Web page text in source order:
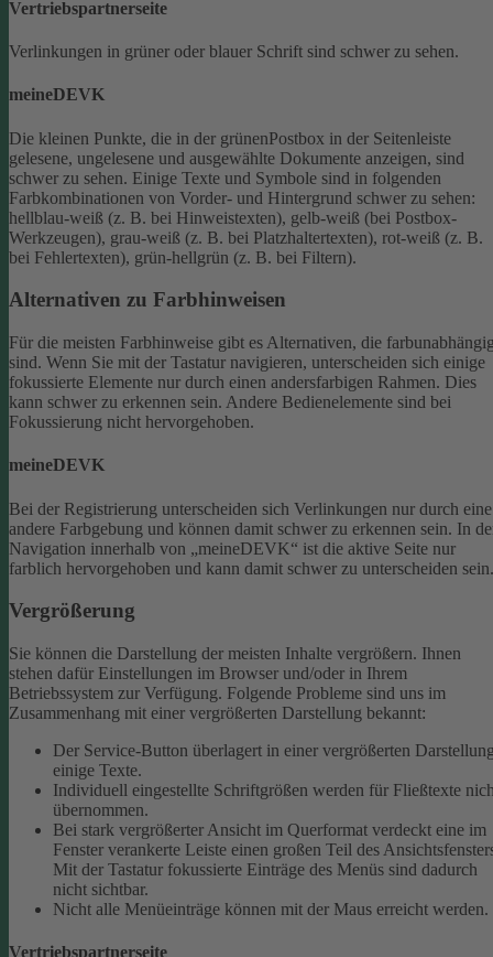
Vertriebspartnerseite
Verlinkungen in grüner oder blauer Schrift sind schwer zu sehen.
meineDEVK
Die kleinen Punkte, die in der grünenPostbox in der Seitenleiste
gelesene, ungelesene und ausgewählte Dokumente anzeigen, sind
schwer zu sehen. Einige Texte und Symbole sind in folgenden
Farbkombinationen von Vorder- und Hintergrund schwer zu sehen:
hellblau-weiß (z. B. bei Hinweistexten), gelb-weiß (bei Postbox-
Werkzeugen), grau-weiß (z. B. bei Platzhaltertexten), rot-weiß (z. B.
bei Fehlertexten), grün-hellgrün (z. B. bei Filtern).
Alternativen zu Farbhinweisen
Für die meisten Farbhinweise gibt es Alternativen, die
sind. Wenn Sie mit der Tastatur navigieren, unterscheiden sich einige
fokussierte Elemente nur durch einen andersfarbigen Rahmen. Dies
kann schwer zu erkennen sein. Andere Bedienelemente sind bei
Fokussierung nicht hervorgehoben.
meineDEVK
Bei der Registrierung unterscheiden sich Verlinkungen nur durch eine
andere Farbgebung und können damit schwer zu erkennen sein. In
Navigation innerhalb von „meineDEVK“ ist die aktive Seite nur
farblich hervorgehoben und kann damit schwer zu unterscheiden sein.
Vergrößerung
Sie können die Darstellung der meisten Inhalte vergrößern. Ihnen
stehen dafür Einstellungen im Browser und/oder in Ihrem
Betriebssystem zur Verfügung. Folgende Probleme sind uns im
Zusammenhang mit einer vergrößerten Darstellung bekannt:
Der Service-Button überlagert in einer vergrößerten
einige Texte.
Individuell eingestellte Schriftgrößen werden für Fließtexte
übernommen.
Bei stark vergrößerter Ansicht im Querformat verdeckt eine im
Fenster verankerte Leiste einen großen Teil des
Mit der Tastatur fokussierte Einträge des Menüs sind dadurch
nicht sichtbar.
Nicht alle Menüeinträge können mit der Maus erreicht werden.
Vertriebspartnerseite